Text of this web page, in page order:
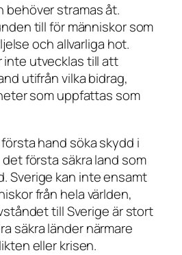
behöver stramas åt.
till för människor som
och allvarliga hot.
inte utvecklas till att
utifrån vilka bidrag,
som uppfattas som
hand söka skydd i
första säkra land som
Sverige kan inte ensamt
från hela världen,
till Sverige är stort
säkra länder närmare
eller krisen.